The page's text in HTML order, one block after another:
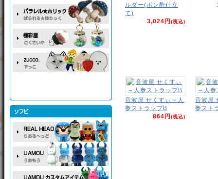
ルダー(ポン酢仕立
て)
3,024円(税込)
音波屋 せくすぃ～人
参ストラップB
864円(税込)
音波屋
参スト